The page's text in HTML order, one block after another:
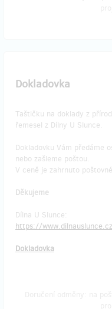
Dokladovka
Taštičku na doklady z
řemesel z Dílny U Slunce.
Dokladovku Vám předáme
nebo zašleme poštou.
V ceně je zahrnuto
Děkujeme
Dílna U Slunce:
​https://
Dokladovka